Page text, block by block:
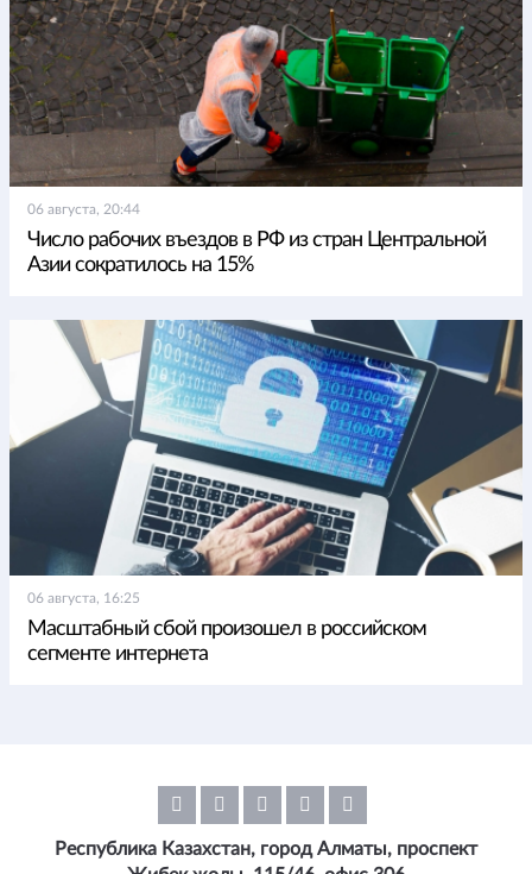
06 августа, 20:44
Число рабочих въездов в РФ из стран Центральной
Азии сократилось на 15%
06 августа, 16:25
Масштабный сбой произошел в российском
сегменте интернета
Республика Казахстан, город Алматы, проспект